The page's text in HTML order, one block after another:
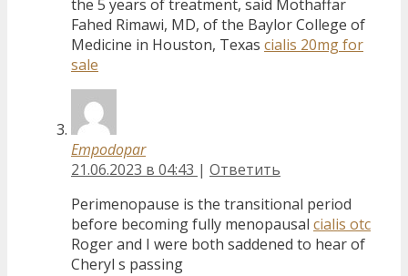
the 5 years of treatment, said Mothaffar
Fahed Rimawi, MD, of the Baylor College of
Medicine in Houston, Texas cialis 20mg for
sale
Empodopar
21.06.2023 в 04:43 | Ответить
Perimenopause is the transitional period
before becoming fully menopausal cialis otc
Roger and I were both saddened to hear of
Cheryl s passing